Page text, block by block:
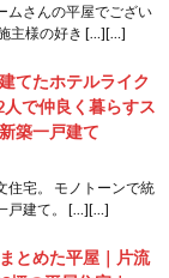
ムさんの平屋でござい
主様の好き […][…]
てたホテルライク
で仲良く暮らすス
築一戸建て
住宅。 モノトーンで統
戸建て。 […][…]
とめた平屋｜片流